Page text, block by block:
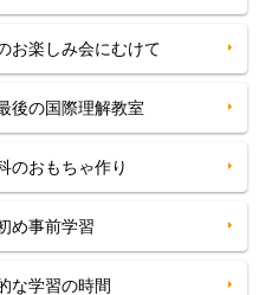
お楽しみ会にむけて
後の国際理解教室
のおもちゃ作り
め事前学習
な学習の時間